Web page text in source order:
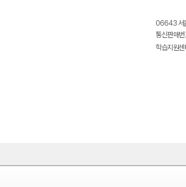
06643 서
통신판매
학습지원